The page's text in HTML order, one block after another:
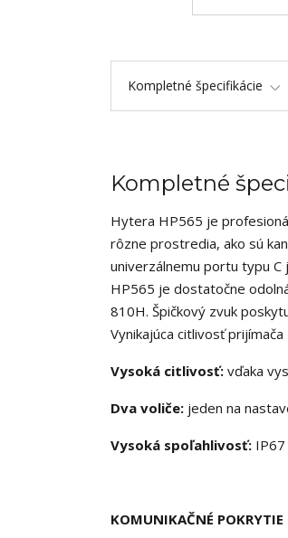
Kompletné špecifikácie
Kompletné
Hytera HP565 je
rôzne prostredia, ako sú
univerzálnemu portu typu
HP565 je dostatočne
810H. Špičkový zvuk
Vynikajúca citlivosť
Vysoká citlivosť: vďaka
Dva voliče: jeden na
Vysoká spoľahlivosť:
KOMUNIKAČNÉ POKRYTIE